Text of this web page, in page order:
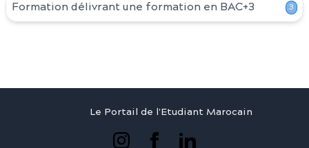
Formation délivrant une formation en BAC+3 3
Le Portail de l'Etudiant Marocain